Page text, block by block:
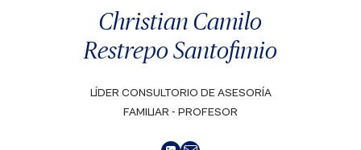
Christian Camilo
Restrepo Santofimio
LÍDER CONSULTORIO DE ASESORÍA
FAMILIAR - PROFESOR